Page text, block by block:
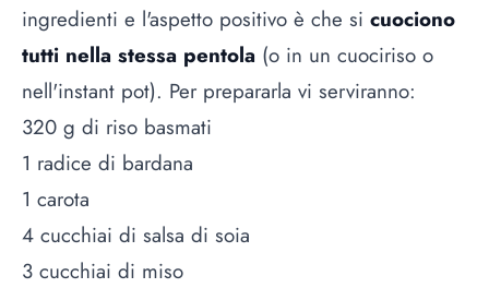
ingredienti e l'aspetto positivo è che si cuociono
tutti nella stessa pentola (o in un cuociriso o
nell'instant pot). Per prepararla vi serviranno:
320 g di riso basmati
1 radice di bardana
1 carota
4 cucchiai di salsa di soia
3 cucchiai di miso